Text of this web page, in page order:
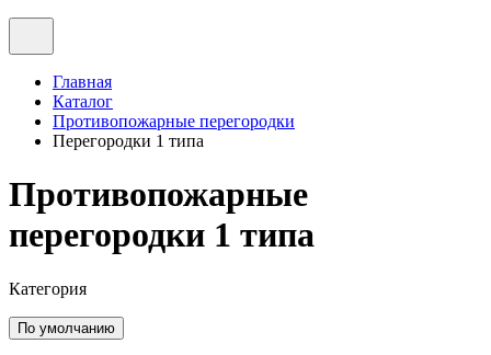
Главная
Каталог
Противопожарные перегородки
Перегородки 1 типа
Противопожарные
перегородки 1 типа
Категория
По умолчанию